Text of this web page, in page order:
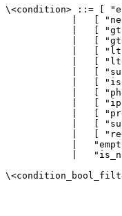
\<condition> ::= [
|   [
|   [
|   [
|   [
|   [
|   [
|   [
|   [
|   [
|   [
|   [
|   [
|
|